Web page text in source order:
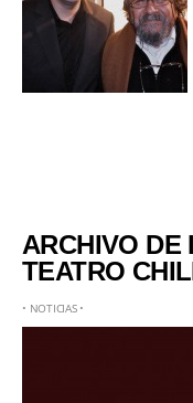
ARCHIVO DE
TEATRO
• NOTICIAS•